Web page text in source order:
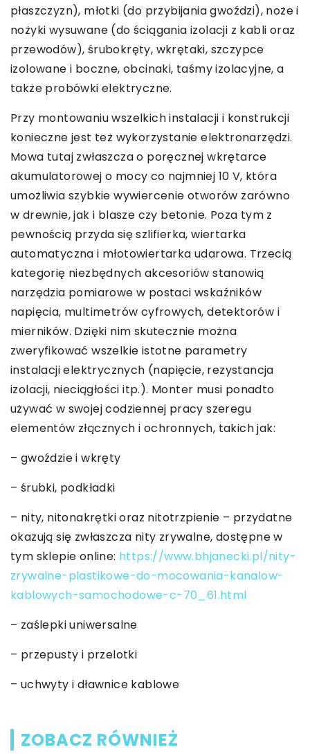
płaszczyzn), młotki (do przybijania gwoździ), noże i
nożyki wysuwane (do ściągania izolacji z kabli oraz
przewodów), śrubokręty, wkrętaki, szczypce
izolowane i boczne, obcinaki, taśmy izolacyjne, a
także probówki elektryczne.
Przy montowaniu wszelkich instalacji i konstrukcji
konieczne jest też wykorzystanie elektronarzędzi.
Mowa tutaj zwłaszcza o poręcznej wkrętarce
akumulatorowej o mocy co najmniej 10 V, która
umożliwia szybkie wywiercenie otworów zarówno
w drewnie, jak i blasze czy betonie. Poza tym z
pewnością przyda się szlifierka, wiertarka
automatyczna i młotowiertarka udarowa. Trzecią
kategorię niezbędnych akcesoriów stanowią
narzędzia pomiarowe w postaci wskaźników
napięcia, multimetrów cyfrowych, detektorów i
mierników. Dzięki nim skutecznie można
zweryfikować wszelkie istotne parametry
instalacji elektrycznych (napięcie, rezystancja
izolacji, nieciągłości itp.). Monter musi ponadto
używać w swojej codziennej pracy szeregu
elementów złącznych i ochronnych, takich jak:
– gwoździe i wkręty
– śrubki, podkładki
– nity, nitonakrętki oraz nitotrzpienie – przydatne
okazują się zwłaszcza nity zrywalne, dostępne w
tym sklepie online: https://www.bhjanecki.pl/nity-
zrywalne-plastikowe-do-mocowania-kanalow-
kablowych-samochodowe-c-70_61.html
– zaślepki uniwersalne
– przepusty i przelotki
– uchwyty i dławnice kablowe
ZOBACZ RÓWNIEŻ